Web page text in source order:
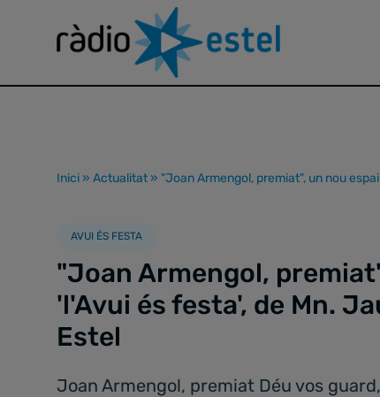
Inici » Actualitat » "Joan Armengol, premiat", un nou
AVUI ÉS FESTA
"Joan Armengol,
'l'Avui és festa', de Mn.
Estel
Joan Armengol, premiat Déu vos